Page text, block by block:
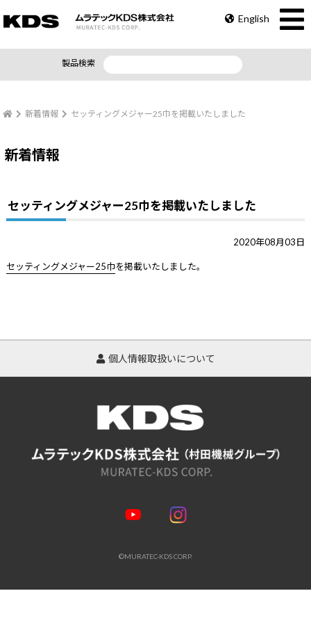
English
製品検索
新着情報 セッティングメジャー25巾を掲載いたしました
新着情報
セッティングメジャー25巾を掲載いたしました
2020年08月03日
セッティングメジャー25巾を掲載いたしました。
個人情報取扱いについて
©MURATEC-KDS CORP.